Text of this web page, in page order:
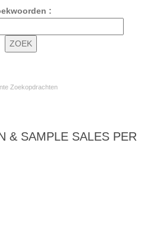
:
Zoekopdrachten
& SAMPLE SALES PER